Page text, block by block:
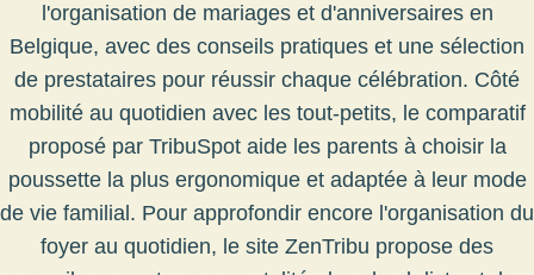
l'organisation de mariages et d'anniversaires en
Belgique, avec des conseils pratiques et une sélection
de prestataires pour réussir chaque célébration. Côté
mobilité au quotidien avec les tout-petits, le comparatif
proposé par TribuSpotaide les parents à choisir la
poussette la plus ergonomique et adaptée à leur mode
de vie familial. Pour approfondir encore l'organisation du
foyer au quotidien, le site ZenTribu propose des